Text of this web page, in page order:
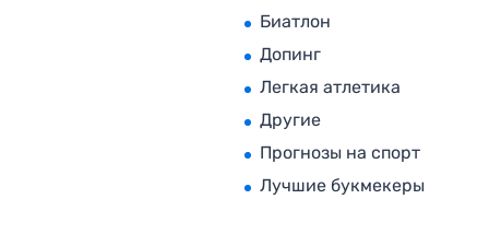
Биатлон
Допинг
Легкая атлетика
Другие
Прогнозы на спорт
Лучшие букмекеры